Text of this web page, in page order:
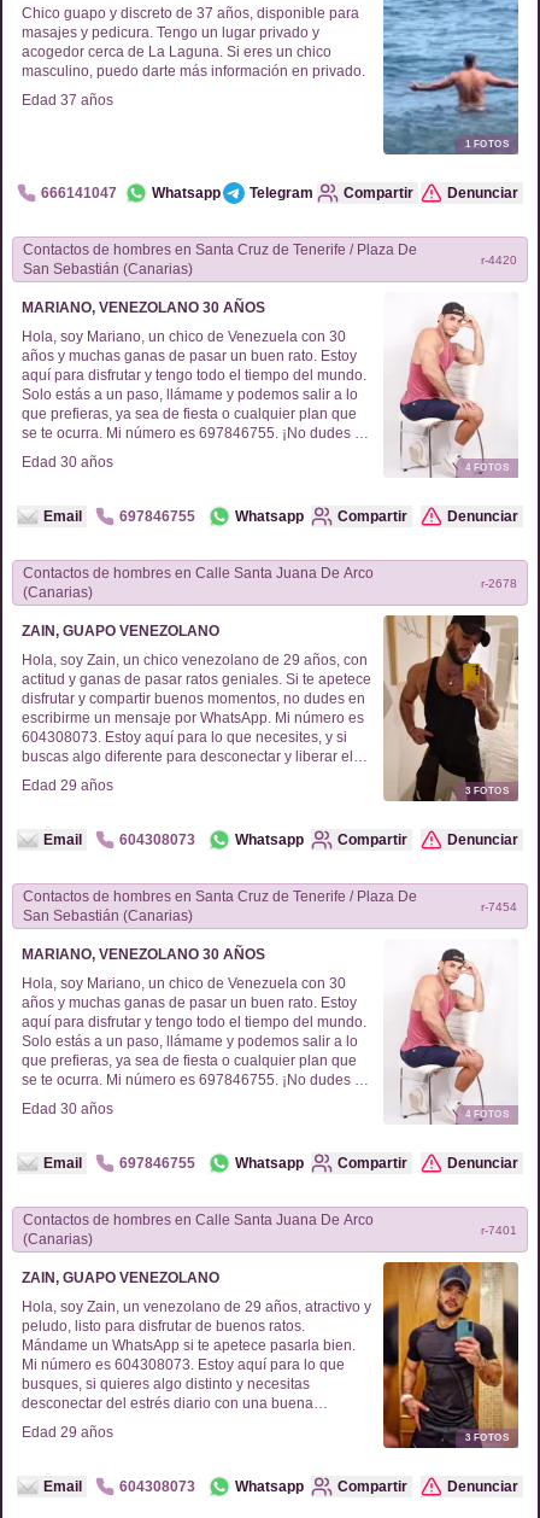
Chico guapo y discreto de 37 años, disponible para
masajes y pedicura. Tengo un lugar privado y
acogedor cerca de La Laguna. Si eres un chico
masculino, puedo darte más información en privado.
Edad 37 años
1FOTOS
666141047 Whatsapp Telegram Compartir Denunciar
Contactos de hombres en Santa Cruz de Tenerife / Plaza De
San Sebastián (Canarias)
r-4420
MARIANO, VENEZOLANO 30 AÑOS
Hola, soy Mariano, un chico de Venezuela con 30
años y muchas ganas de pasar un buen rato. Estoy
aquí para disfrutar y tengo todo el tiempo del mundo.
Solo estás a un paso, llámame y podemos salir a lo
que prefieras, ya sea de fiesta o cualquier plan que
se te ocurra. Mi número es 697846755. ¡No dudes en
escribirme o llamarme para quedar y explorar la
ciudad juntos!
Edad 30 años 4FOTOS
Email 697846755 Whatsapp Compartir Denunciar
Contactos de hombres en Calle Santa Juana De Arco
(Canarias)
r-2678
ZAIN, GUAPO VENEZOLANO
Hola, soy Zain, un chico venezolano de 29 años, con
actitud y ganas de pasar ratos geniales. Si te apetece
disfrutar y compartir buenos momentos, no dudes en
escribirme un mensaje por WhatsApp. Mi número es
604308073. Estoy aquí para lo que necesites, y si
buscas algo diferente para desconectar y liberar el
estrés, no dudes en contactarme. Estoy seguro de
que vamos a divertirnos juntos. ¡Espero tu mensaje!
Edad 29 años 3 FOTOS
Email 604308073 Whatsapp Compartir Denunciar
Contactos de hombres en Santa Cruz de Tenerife / Plaza De
San Sebastián (Canarias)
r-7454
MARIANO, VENEZOLANO 30 AÑOS
Hola, soy Mariano, un chico de Venezuela con 30
años y muchas ganas de pasar un buen rato. Estoy
aquí para disfrutar y tengo todo el tiempo del mundo.
Solo estás a un paso, llámame y podemos salir a lo
que prefieras, ya sea de fiesta o cualquier plan que
se te ocurra. Mi número es 697846755. ¡No dudes en
escribirme o llamarme para quedar y explorar la
ciudad juntos!
Edad 30 años 4FOTOS
Email 697846755 Whatsapp Compartir Denunciar
Contactos de hombres en Calle Santa Juana De Arco
(Canarias)
r-7401
ZAIN, GUAPO VENEZOLANO
Hola, soy Zain, un venezolano de 29 años, atractivo y
peludo, listo para disfrutar de buenos ratos.
Mándame un WhatsApp si te apetece pasarla bien.
Mi número es 604308073. Estoy aquí para lo que
busques, si quieres algo distinto y necesitas
desconectar del estrés diario con una buena
compañía. ¡Espero tu mensaje!
Edad 29 años 3FOTOS
Email 604308073 Whatsapp Compartir Denunciar